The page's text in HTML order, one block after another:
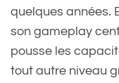
quelques années.
son gameplay
pousse les
tout autre niveau